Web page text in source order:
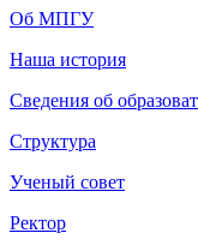
Об МПГУ
Наша история
Сведения об
Структура
Ученый совет
Ректор